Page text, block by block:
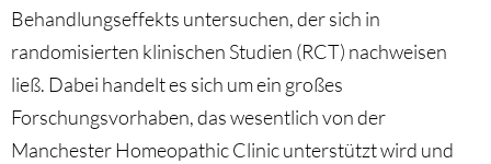
Behandlungseffekts untersuchen, der sich in
randomisierten klinischen Studien (RCT) nachweisen
ließ. Dabei handelt es sich um ein großes
Forschungsvorhaben, das wesentlich von der
Manchester Homeopathic Clinic unterstützt wird und